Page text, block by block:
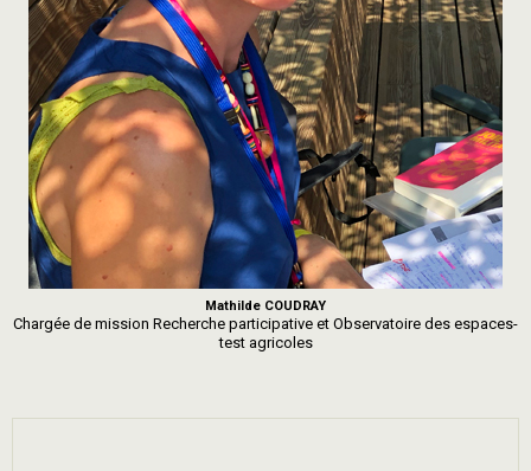
Mathilde COUDRAY
Chargée de mission Recherche participative et Observatoire des espaces-
test agricoles